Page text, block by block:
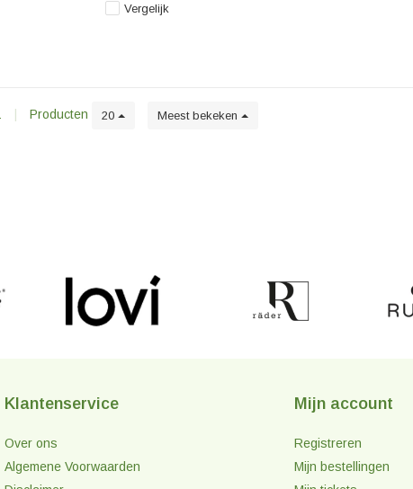
Vergelijk
Producten 20 Meest bekeken
Klantenservice
Over ons
Algemene Voorwaarden
Mijn account
Registreren
Mijn bestellingen